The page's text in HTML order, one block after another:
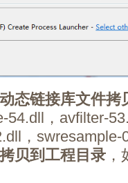
态链接库文件拷
54.dll，avfilter-
，swresample-
贝到工程目录